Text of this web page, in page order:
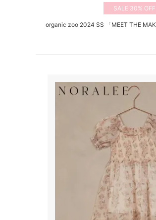
30%
organic zoo 2024 SS 「MEET THE